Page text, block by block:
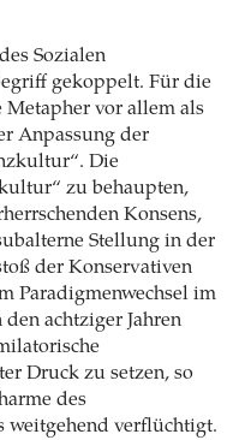
Sozialen
gekoppelt. Für die
vor allem als
Anpassung der
Die
zu behaupten,
Konsens,
Stellung in der
der Konservativen
Paradigmenwechsel im
achtziger Jahren
Druck zu setzen, so
des
verflüchtigt.